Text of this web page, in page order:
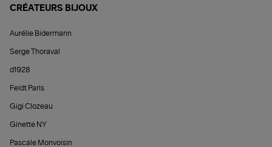
CRÉATEURS BIJOUX
Aurélie Bidermann
Serge Thoraval
d1928
Feidt Paris
Gigi Clozeau
Ginette NY
Pascale Monvoisin